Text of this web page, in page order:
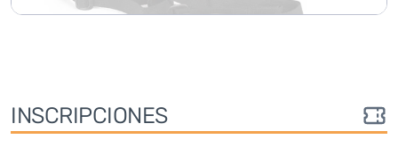
INSCRIPCIONES